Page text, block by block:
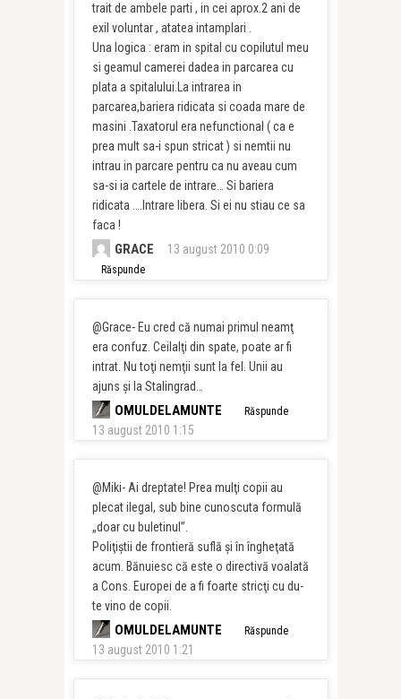
trait de ambele parti , in cei aprox.2 ani de
exil voluntar , atatea intamplari .
Una logica : eram in spital cu copilutul meu
si geamul camerei dadea in parcarea cu
plata a spitalului.La intrarea in
parcarea,bariera ridicata si coada mare de
masini .Taxatorul era nefunctional ( ca e
prea mult sa-i spun stricat ) si nemtii nu
intrau in parcare pentru ca nu aveau cum
sa-si ia cartele de intrare… Si bariera
ridicata ….Intrare libera. Si ei nu stiau ce sa
faca !
GRACE 13 august 2010 0:09
Răspunde
@Grace- Eu cred că numai primul neamţ
era confuz. Ceilalţi din spate, poate ar fi
intrat. Nu toţi nemţii sunt la fel. Unii au
ajuns şi la Stalingrad…
OMULDELAMUNTE
13 august 2010 1:15
Răspunde
@Miki- Ai dreptate! Prea mulţi copii au
plecat ilegal, sub bine cunoscuta formulă
„doar cu buletinul”.
Poliţiştii de frontieră suflă şi în îngheţată
acum. Bănuiesc că este o directivă voalată
a Cons. Europei de a fi foarte stricţi cu du-
te vino de copii.
OMULDELAMUNTE
13 august 2010 1:21
Răspunde